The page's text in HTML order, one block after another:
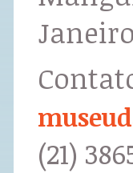
(21)